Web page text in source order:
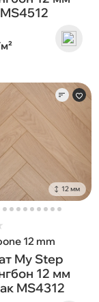
12 мм
12 mm
My Step
12 мм
MS4312